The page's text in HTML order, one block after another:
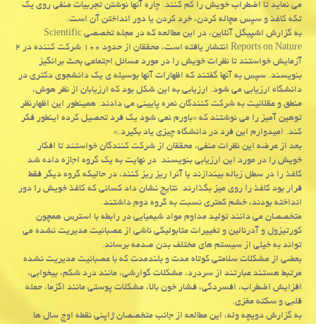
می نماید تا اضطراب خویش را کم کنند. چاره آنها نوشتن تجربیات منفی روی یک
تکه کاغذ و سپس مچاله کردن، خرد کردن یا دور انداختن آن است.
به گزارش اشپیگل آنلاین، در این مطالعه که در مجله تخصصی Scientific
Reports on Nature انتشار یافته است، محققان از حدود ۱۰۰ شرکت کننده در ۲
آزمایش خواستند تا نظرات خویش را در مورد مسائل اجتماعی بحث برانگیز
بنویسند. سپس به آنها گفتند که اظهارات آنها بوسیله ی یک دانشجوی دکتری در
دانشگاه ارزیابی می شود. ارزیابی به این شکل بود که ارزیابان از نظر هوش،
منطق و عقلانیت به شرکت کنندگان نمره پایینی می دادند. همینطور این اظهارنظر
توهین آمیز را می نوشتند که «باورم نمی شود یک فرد تحصیل کرده اینطور فکر
کند. امیدوارم این فرد در دانشگاه چیزی یاد بگیرد.»
بعد از عرضه این نظرات منفی، محققان از شرکت کنندگان خواستند تا افکار
خویش را در مورد این ارزیابی بنویسند. در نهایت به یک گروه اجازه داده شد
کاغذ را در سطل زباله بیندازند یا آنرا ریز ریز کنند، در حالیکه گروه دیگر فقط
قرار بود کاغذ را روی میز بگذارند. نتایج نشان داد کسانی که کاغذ خویش را دور
انداخته بودند، خشم کمتری نسبت به گروه دوم داشتند.
متخصصان می دانند تولید مداوم مواد شیمیایی در رابطه با استرس همچون
کورتیزول و آدرنالین و تغییرات متابولیکی ناشی از عصبانیت مدیریت نشده می
تواند به خیلی از سیستم های مختلف بدن صدمه برساند.
بعضی از مشکلات سلامتی کوتاه مدت و بلندمدت که با عصبانیت مدیریت نشده
مرتبط هستند عبارتند از سردرد، مشکلات گوارشی، مانند درد شکم، بیخوابی،
افزایش اضطراب، افسردگی، فشار خون بالا، مشکلات پوستی مانند اگزما، حمله
قلبی و سکته مغزی.
به گزارش دویچه وله، این مطالعه از جانب متخصصان ژاپنی نقطه اوج سال ها